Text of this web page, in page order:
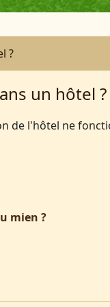
?
un hôtel ?
de l'hôtel ne
mien ?